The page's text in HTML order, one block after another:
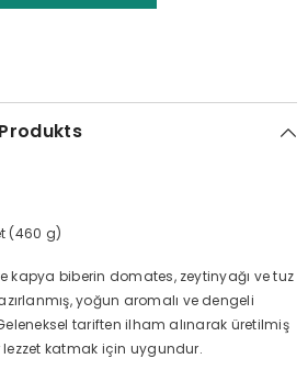
(460 g)
kapya biberin domates, zeytinyağı ve tuz
yoğun aromalı ve dengeli
tariften ilham alınarak üretilmiş
katmak için uygundur.